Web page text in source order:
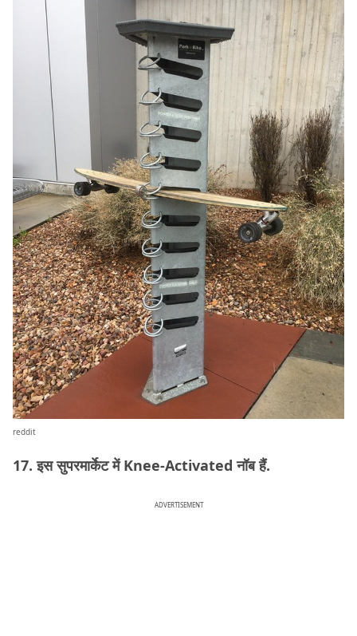
reddit
17. इस सुपरमार्केट में Knee-Activated नॉब हैं.
ADVERTISEMENT